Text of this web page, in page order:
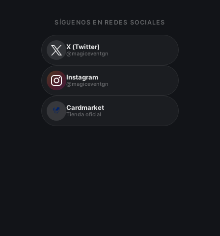
SÍGUENOS EN REDES SOCIALES
X (Twitter)
@magiceventgn
Instagram
@magiceventgn
Cardmarket
Tienda oficial